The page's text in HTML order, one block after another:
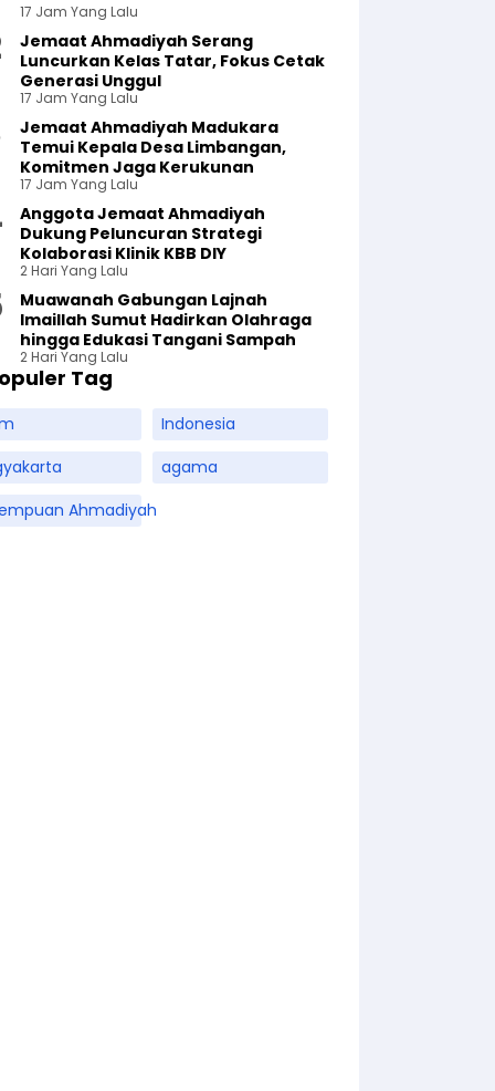
17 Jam Yang Lalu
Jemaat Ahmadiyah Serang
Luncurkan Kelas Tatar, Fokus Cetak
Generasi Unggul
17 Jam Yang Lalu
Jemaat Ahmadiyah Madukara
Temui Kepala Desa Limbangan,
Komitmen Jaga Kerukunan
17 Jam Yang Lalu
Anggota Jemaat Ahmadiyah
Dukung Peluncuran Strategi
Kolaborasi Klinik KBB DIY
2 Hari Yang Lalu
Muawanah Gabungan Lajnah
Imaillah Sumut Hadirkan Olahraga
hingga Edukasi Tangani Sampah
2 Hari Yang Lalu
Tag
Indonesia
agama
Ahmadiyah